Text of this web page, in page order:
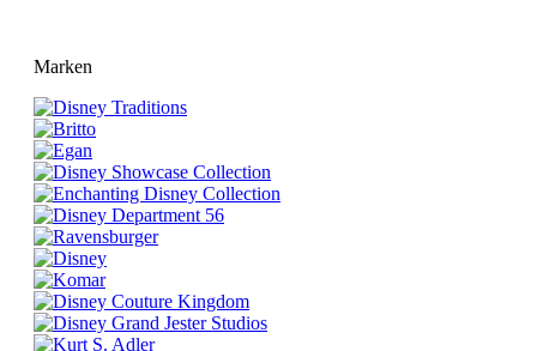
Marken